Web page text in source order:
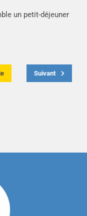
un petit-déjeuner
Suivant